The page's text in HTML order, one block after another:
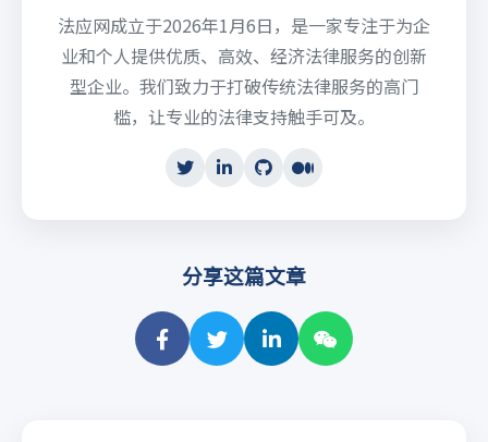
法应网成立于2026年1月6日，是一家专注于为企
业和个人提供优质、高效、经济法律服务的创新
型企业。我们致力于打破传统法律服务的高门
槛，让专业的法律支持触手可及。
分享这篇文章